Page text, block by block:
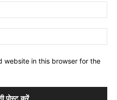
website in this browser for the